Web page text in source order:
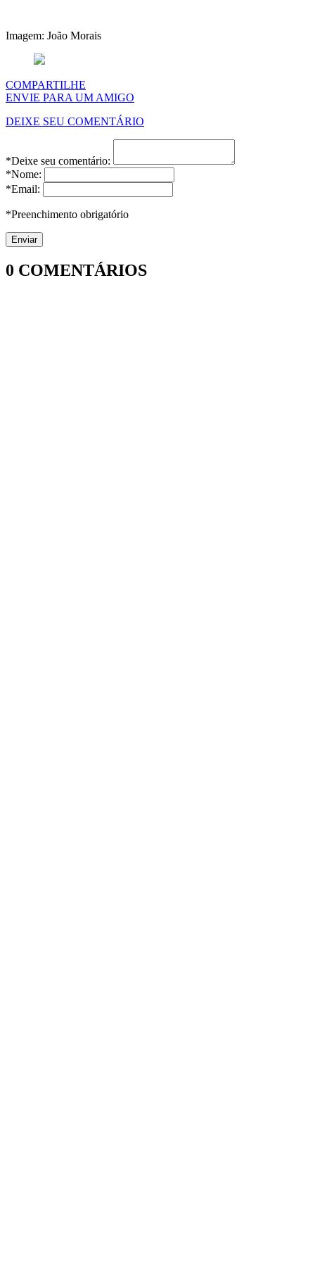
Imagem: João Morais
COMPARTILHE
ENVIE PARA UM AMIGO
DEIXE SEU COMENTÁRIO
*Deixe seu comentário:
*Nome:
*Email:
*Preenchimento obrigatório
0 COMENTÁRIOS